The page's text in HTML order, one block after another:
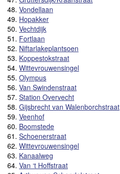
48. Vondellaan
49. Hopakker
50. Vechtdijk
51. Fortlaan
52. Niftarlakeplantsoen
53. Koppestokstraat
54. Wittevrouwensingel
55. Olympus
56. Van Swindenstraat
57. Station Overvecht
58. Gijsbrecht van Walenborchstraat
59. Veenhof
60. Boomstede
61. Schoenerstraat
62. Wittevrouwensingel
63. Kanaalweg
64. Van ‘t Hoffstraat